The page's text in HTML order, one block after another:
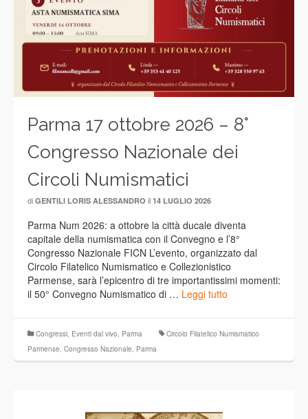
Parma 17 ottobre 2026 – 8°
Congresso Nazionale dei
Circoli Numismatici
di GENTILI LORIS ALESSANDRO il 14 LUGLIO 2026
Parma Num 2026: a ottobre la città ducale diventa
capitale della numismatica con il Convegno e l’8°
Congresso Nazionale FICN L’evento, organizzato dal
Circolo Filatelico Numismatico e Collezionistico
Parmense, sarà l’epicentro di tre importantissimi momenti:
il 50° Convegno Numismatico di … Leggi tutto
Congressi, Eventi dal vivo, Parma
Circolo Filatelico Numismatico
Parmense, Congresso Nazionale, Parma